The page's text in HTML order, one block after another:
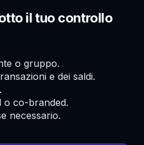
il tuo controllo
o gruppo.
e dei saldi.
o co-branded.
necessario.